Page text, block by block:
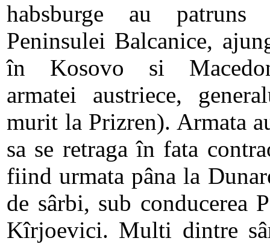
habsburge au
Peninsulei Balcanice,
în Kosovo si
armatei austriece,
murit la Prizren). Armata
sa se retraga în fata
fiind urmata pâna la
de sârbi, sub conducerea
Kîrjoevici. Multi dintre